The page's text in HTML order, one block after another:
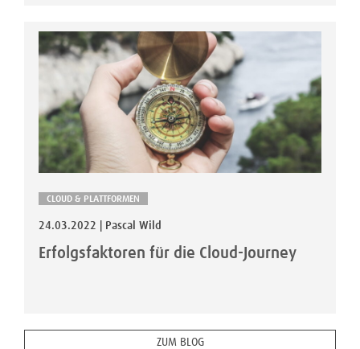
CLOUD & PLATTFORMEN
24.03.2022 | Pascal Wild
Erfolgsfaktoren für die Cloud-Journey
ZUM BLOG